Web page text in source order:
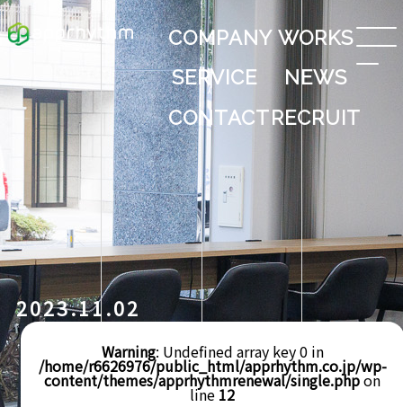
COMPANY WORKS
SERVICE
NEWS
CONTACTRECRUIT
2023.11.02
Warning: Undefined array key 0 in
/home/r6626976/public_html/apprhythm.co.jp/wp-
content/themes/apprhythmrenewal/single.phpon
line 12